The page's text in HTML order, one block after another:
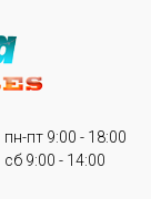
пн-пт 9:00 - 18:00
сб 9:00 - 14:00